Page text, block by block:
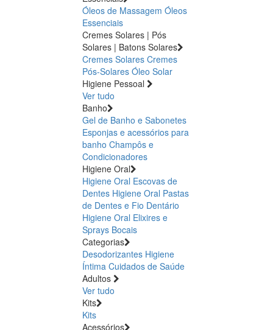
Óleos de Massagem Óleos
Essenciais
Cremes Solares | Pós
Solares | Batons Solares
Cremes Solares Cremes
Pós-Solares Óleo Solar
Higiene Pessoal
Ver tudo
Banho
Gel de Banho e Sabonetes
Esponjas e acessórios para
banho Champôs e
Condicionadores
Higiene Oral
Higiene Oral Escovas de
Dentes Higiene Oral Pastas
de Dentes e Fio Dentário
Higiene Oral Elixires e
Sprays Bocais
Categorias
Desodorizantes Higiene
Íntima Cuidados de Saúde
Adultos
Ver tudo
Kits
Kits
Acessórios